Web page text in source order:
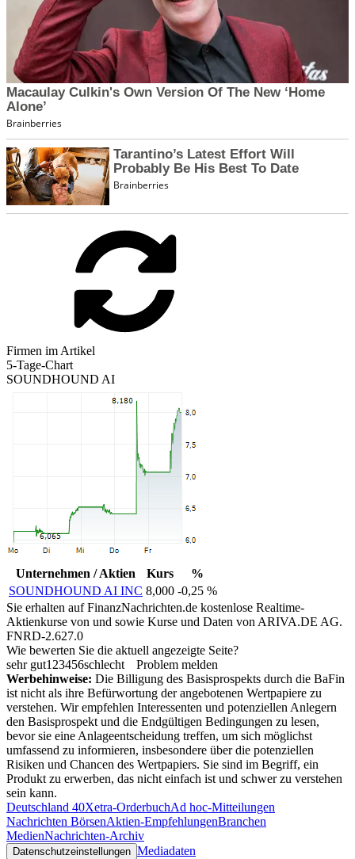
Firmen im Artikel
5-Tage-Chart
SOUNDHOUND AI
Unternehmen / Aktien Kurs
%
SOUNDHOUND AI INC 8,000 -0,25 %
Sie erhalten auf FinanzNachrichten.de kostenlose Realtime-
Aktienkurse von und sowie Kurse und Daten von ARIVA.DE AG.
FNRD-2.627.0
Wie bewerten Sie die aktuell angezeigte Seite?
sehr gut1 23456schlecht
Problem melden
Werbehinweise: Die Billigung des Basisprospekts durch die BaFin
ist nicht als ihre Befürwortung der angebotenen Wertpapiere zu
verstehen. Wir empfehlen Interessenten und potenziellen Anlegern
den Basisprospekt und die Endgültigen Bedingungen zu lesen,
bevor sie eine Anlageentscheidung treffen, um sich möglichst
umfassend zu informieren, insbesondere über die potenziellen
Risiken und Chancen des Wertpapiers. Sie sind im Begriff, ein
Produkt zu erwerben, das nicht einfach ist und schwer zu verstehen
sein kann.
Deutschland 40Xetra-OrderbuchAd hoc-Mitteilungen
Nachrichten BörsenAktien-EmpfehlungenBranchen
MedienNachrichten-Archiv
Datenschutzeinstellungen Mediadaten